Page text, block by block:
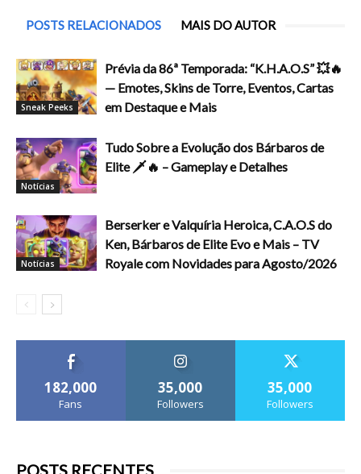
POSTS RELACIONADOS MAIS DO AUTOR
Sneak Peeks
Prévia da 86ª Temporada: “K.H.A.O.S” 💥🔥
— Emotes, Skins de Torre, Eventos, Cartas
em Destaque e Mais
Notícias
Tudo Sobre a Evolução dos Bárbaros de
Elite 🗡️🔥 – Gameplay e Detalhes
Notícias
Berserker e Valquíria Heroica, C.A.O.S do
Ken, Bárbaros de Elite Evo e Mais – TV
Royale com Novidades para Agosto/2026
182,000
Fans
35,000
Followers
35,000
Followers